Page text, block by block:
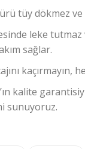
tüy dökmez
leke
sağlar.
kaçırmayın,
kalite
sunuyoruz.